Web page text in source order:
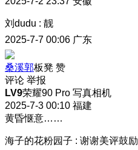
刘dudu : 靓
2025-7-7 00:06 广东
桑溪郭板凳 赞
评论 举报
LV9荣耀90 Pro 写真相机
2025-7-3 00:10 福建
黄昏惬意……
海子的花粉园子 : 谢谢美评鼓励